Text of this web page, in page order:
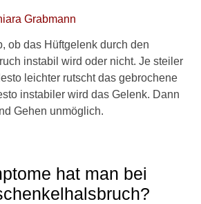
Grabmann
ob das Hüftgelenk durch den
instabil wird oder nicht. Je steiler
leichter rutscht das gebrochene
instabiler wird das Gelenk. Dann
Gehen unmöglich.
hat man bei